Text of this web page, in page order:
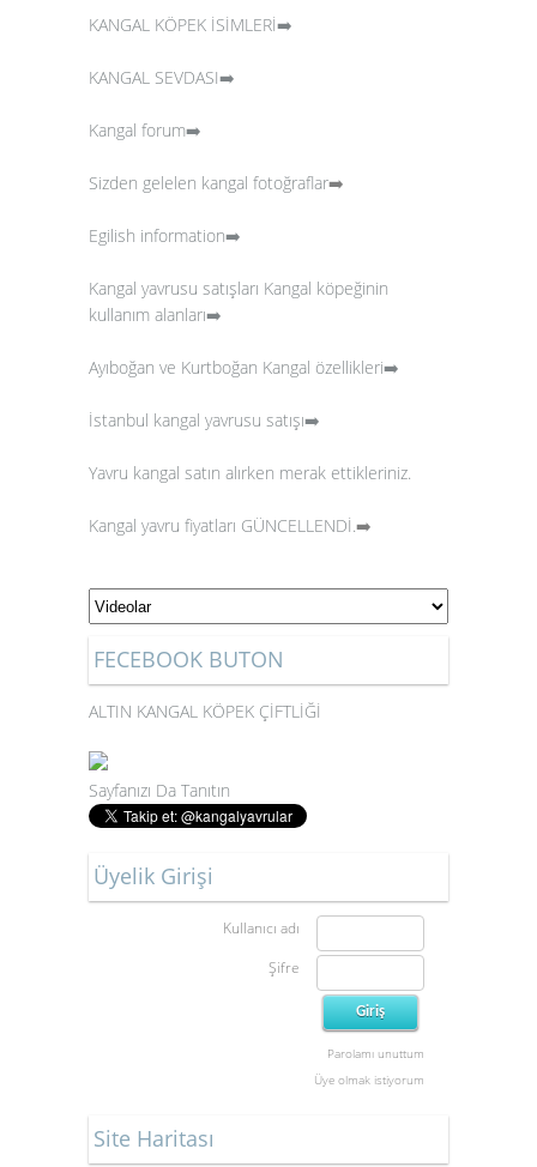
KANGAL KÖPEK İSİMLERİ➡️
KANGAL SEVDASI➡️
Kangal forum➡️
Sizden gelelen kangal fotoğraflar➡️
Egilish information➡️
Kangal yavrusu satışları Kangal köpeğinin
kullanım alanları➡️
Ayıboğan ve Kurtboğan Kangal özellikleri➡️
İstanbul kangal yavrusu satışı➡️
Yavru kangal satın alırken merak ettikleriniz.
Kangal yavru fiyatları GÜNCELLENDİ.➡️
FECEBOOK BUTON
ALTIN KANGAL KÖPEK ÇİFTLİĞİ
Sayfanızı Da Tanıtın
Üyelik Girişi
Kullanıcı adı
Şifre
Parolamı unuttum
Üye olmak istiyorum
Site Haritası